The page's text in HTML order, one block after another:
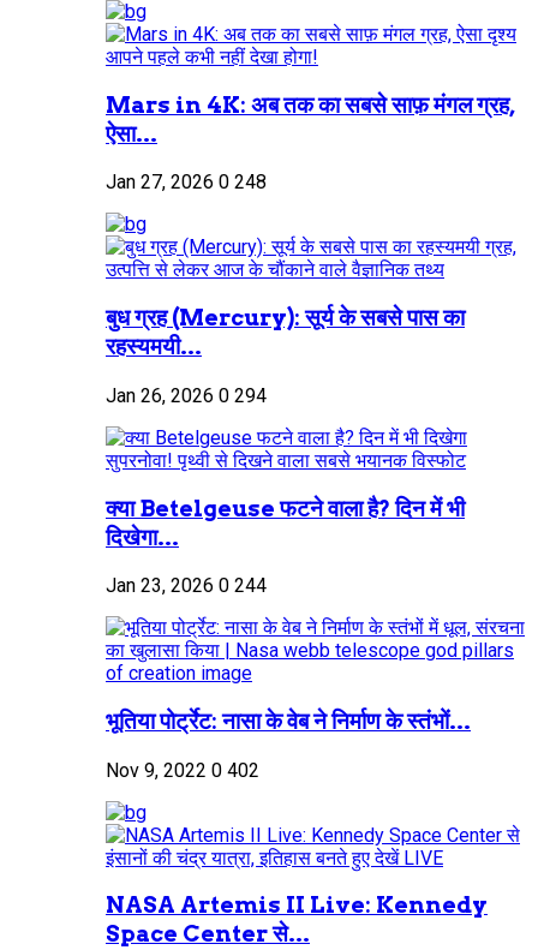
Mars in 4K: अब तक का सबसे साफ़ मंगल ग्रह,
ऐसा...
Jan 27, 2026 0 248
बुध ग्रह (Mercury): सूर्य के सबसे पास का
रहस्यमयी...
Jan 26, 2026 0 294
क्या Betelgeuse फटने वाला है? दिन में भी
दिखेगा...
Jan 23, 2026 0 244
भूतिया पोर्ट्रेट: नासा के वेब ने निर्माण के स्तंभों...
Nov 9, 2022 0 402
NASA Artemis II Live: Kennedy
Space Center से...